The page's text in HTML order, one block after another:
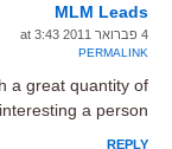
MLM Leads
4 פברואר 2011 at 3:43
PERMALINK
a great quantity of
a person.
REPLY